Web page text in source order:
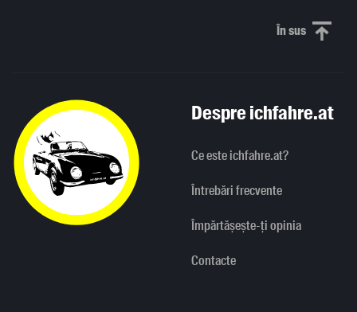
În susDerulați
Despre ichfahre.at
Ce este ichfahre.at?
Întrebări frecvente
Împărtășește-ți opinia
Contacte